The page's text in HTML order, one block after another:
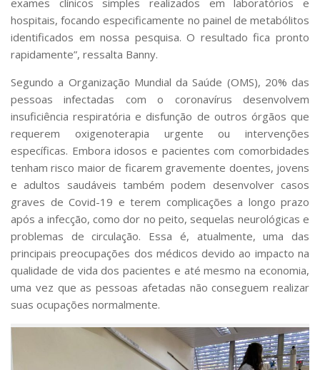
hospitais, focando especificamente no painel de metabólitos
identificados em nossa pesquisa. O resultado fica pronto
rapidamente”, ressalta Banny.
Segundo a Organização Mundial da Saúde (OMS), 20% das
pessoas infectadas com o coronavírus desenvolvem
insuficiência respiratória e disfunção de outros órgãos que
requerem oxigenoterapia urgente ou intervenções
específicas. Embora idosos e pacientes com comorbidades
tenham risco maior de ficarem gravemente doentes, jovens
e adultos saudáveis também podem desenvolver casos
graves de Covid-19 e terem complicações a longo prazo
após a infecção, como dor no peito, sequelas neurológicas e
problemas de circulação. Essa é, atualmente, uma das
principais preocupações dos médicos devido ao impacto na
qualidade de vida dos pacientes e até mesmo na economia,
uma vez que as pessoas afetadas não conseguem realizar
suas ocupações normalmente.